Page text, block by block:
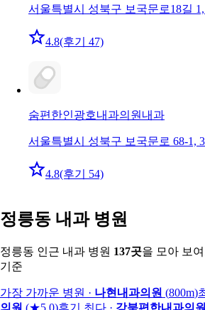
서울특별시 성북구 보국문로18길
4.8(후기 47)
숨편한인광호내과의원 내과
서울특별시 성북구 보국문로 68-1,
4.8(후기 54)
정릉동 내과 병원
정릉동 인근 내과 병원 137곳을 모아 보
기준
가장 가까운 병원 · 나현내과의원 (800m)
의원 (★5.0)후기 최다 · 강북편한내과의원